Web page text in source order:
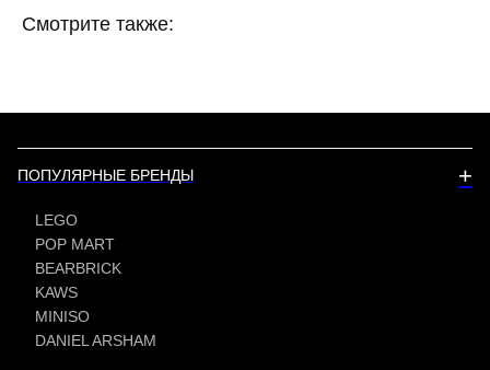
Смотрите также:
ПОПУЛЯРНЫЕ БРЕНДЫ +
LEGO
POP MART
BEARBRICK
KAWS
MINISO
DANIEL ARSHAM